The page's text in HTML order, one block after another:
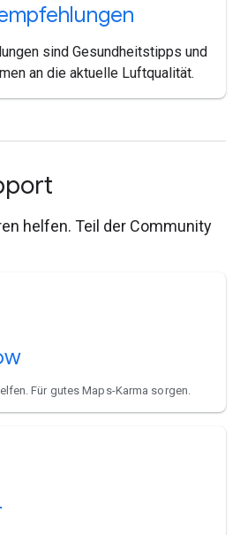
sind Gesundheitstipps und
an die aktuelle Luftqualität.
helfen. Teil der Community
Für gutes Maps-Karma sorgen.